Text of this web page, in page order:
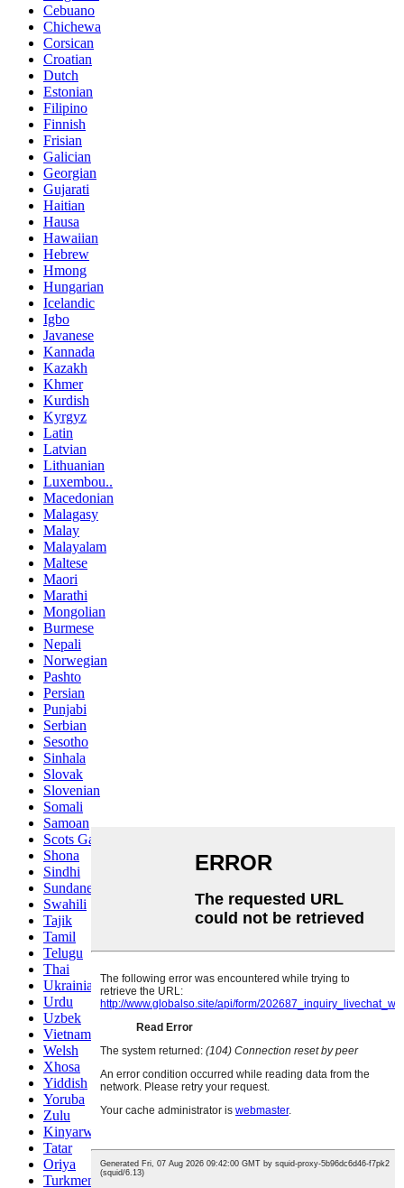
Cebuano
Chichewa
Corsican
Croatian
Dutch
Estonian
Filipino
Finnish
Frisian
Galician
Georgian
Gujarati
Haitian
Hausa
Hawaiian
Hebrew
Hmong
Hungarian
Icelandic
Igbo
Javanese
Kannada
Kazakh
Khmer
Kurdish
Kyrgyz
Latin
Latvian
Lithuanian
Luxembou..
Macedonian
Malagasy
Malay
Malayalam
Maltese
Maori
Marathi
Mongolian
Burmese
Nepali
Norwegian
Pashto
Persian
Punjabi
Serbian
Sesotho
Sinhala
Slovak
Slovenian
Somali
Samoan
Scots Gaelic
Shona
Sindhi
Sundanese
Swahili
Tajik
Tamil
Telugu
Thai
Ukrainian
Urdu
Uzbek
Vietnamese
Welsh
Xhosa
Yiddish
Yoruba
Zulu
Kinyarwanda
Tatar
Oriya
Turkmen